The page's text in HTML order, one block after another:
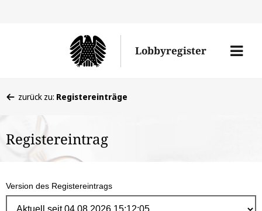
Lobbyregister
Menü
befinden
hier:
zurück zu: Registereinträge
Registereintrag
Version des Registereintrags